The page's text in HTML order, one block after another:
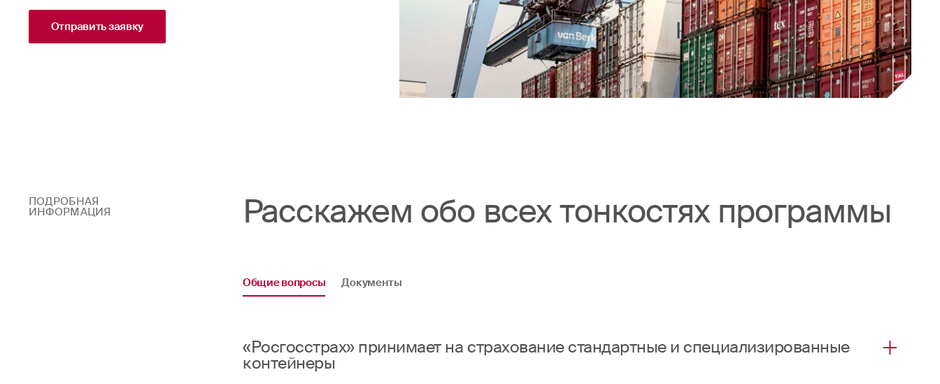
Отправить заявку
Расскажем обо всех тонкостях программы
Общие вопросы Документы
«Росгосстрах» принимает на страхование стандартные и специализированные
контейнеры
ПОДРОБНАЯ
ИНФОРМАЦИЯ